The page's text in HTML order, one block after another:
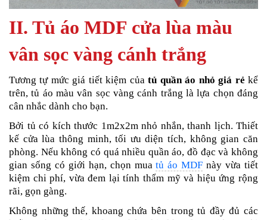
II. Tủ áo MDF cửa lùa màu
vân sọc vàng cánh trắng
Tương tự mức giá tiết kiệm củatủ quần áo nhỏ giá rẻkể
trên, tủ áo màu vân sọc vàng cánh trắng là lựa chọn đáng
cân nhắc dành cho bạn.
Bởi tủ có kích thước 1m2x2m nhỏ nhắn, thanh lịch. Thiết
kế cửa lùa thông minh, tối ưu diện tích, không gian căn
phòng. Nếu không có quá nhiều quần áo, đồ đạc và không
gian sống có giới hạn, chọn muatủ áo MDF này vừa tiết
kiệm chi phí, vừa đem lại tính thẩm mỹ và hiệu ứng rộng
rãi, gọn gàng.
Không những thế, khoang chứa bên trong tủ đầy đủ các